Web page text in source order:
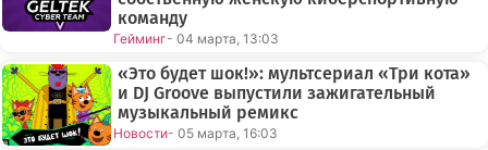
команду
Гейминг- 04 марта, 13:03
«Это будет шок!»: мультсериал «Три кота»
и DJ Groove выпустили зажигательный
музыкальный ремикс
Новости- 05 марта, 16:03